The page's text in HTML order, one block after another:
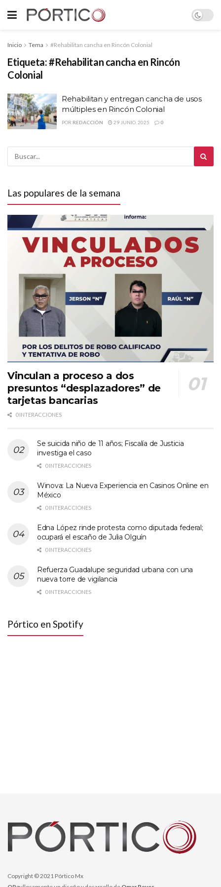
Inicio Tema #Rehabilitan cancha en Rincón Colonial
Etiqueta:#Rehabilitan cancha en Rincón
Colonial
Rehabilitan y entregan cancha de usos
múltiples en Rincón Colonial
POR REDACCIÓN 29 JUNIO, 2025 0
Las populares de la semana
Vinculan a proceso a dos
presuntos “desplazadores” de
tarjetas bancarias
0 INTERACCIONES
Se suicida niño de 11 años; Fiscalía de Justicia
investiga el caso
0 INTERACCIONES
Winova: La Nueva Experiencia en Casinos Online en
México
0 INTERACCIONES
Edna López rinde protesta como diputada federal;
ocupará el escaño de Julia Olguín
0 INTERACCIONES
Refuerza Guadalupe seguridad urbana con una
nueva torre de vigilancia
0 INTERACCIONES
Pórtico en Spotify
Copyright © 2021 Pórtico Mx